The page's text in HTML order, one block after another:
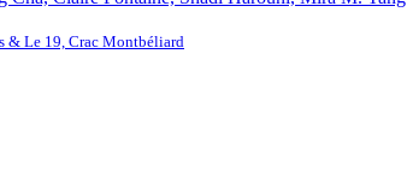
& Le 19, Crac Montbéliard